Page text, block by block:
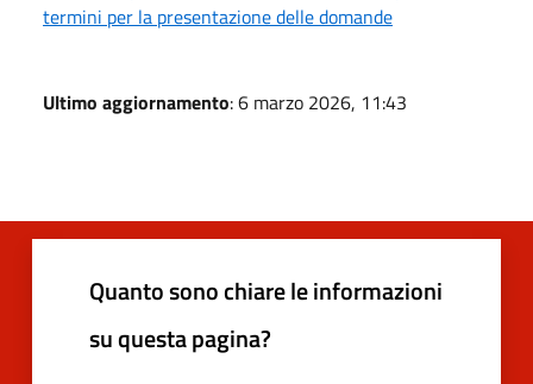
termini per la presentazione delle domande
Ultimo aggiornamento: 6 marzo 2026, 11:43
Quanto sono chiare le informazioni
su questa pagina?